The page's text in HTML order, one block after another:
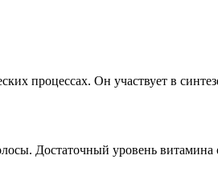
процессах. Он участвует в
Достаточный уровень витамина